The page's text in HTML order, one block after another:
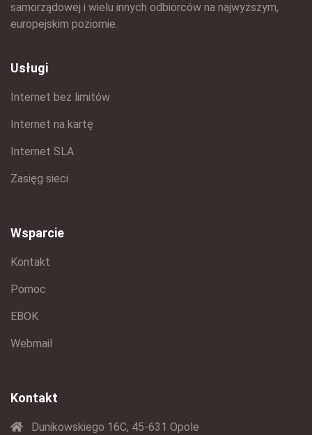
samorządowej i wielu innych odbiorców na najwyższym,
europejskim poziomie.
Usługi
Internet bez limitów
Internet na kartę
Internet SLA
Zasięg sieci
Wsparcie
Kontakt
Pomoc
EBOK
Webmail
Kontakt
Dunikowskiego 16C, 45-631 Opole